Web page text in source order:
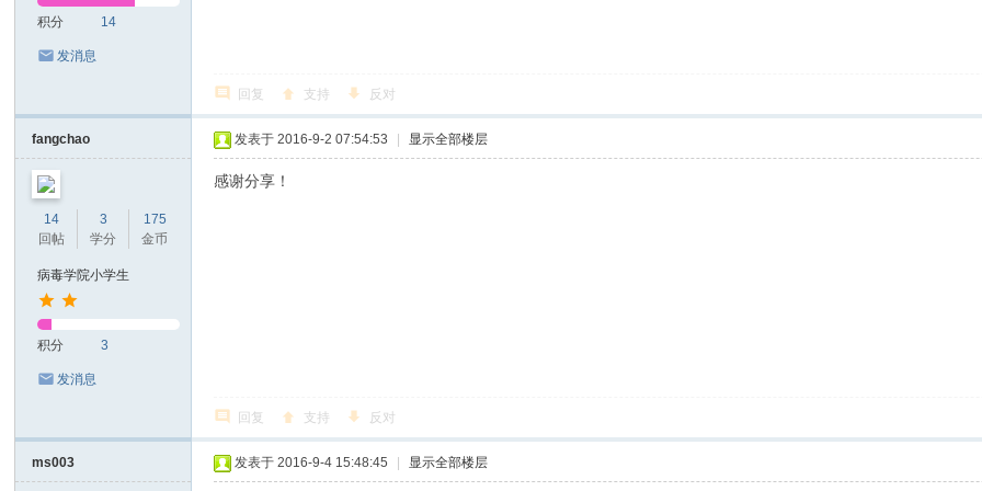
积分 14
发消息
回复 支持 反对
fangchao
14
回帖
3
学分
175
金币
病毒学院小学生
积分 3
发消息
发表于 2016-9-2 07:54:53 显示全部楼层
感谢分享！
回复 支持 反对
ms003 发表于 2016-9-4 15:48:45 显示全部楼层